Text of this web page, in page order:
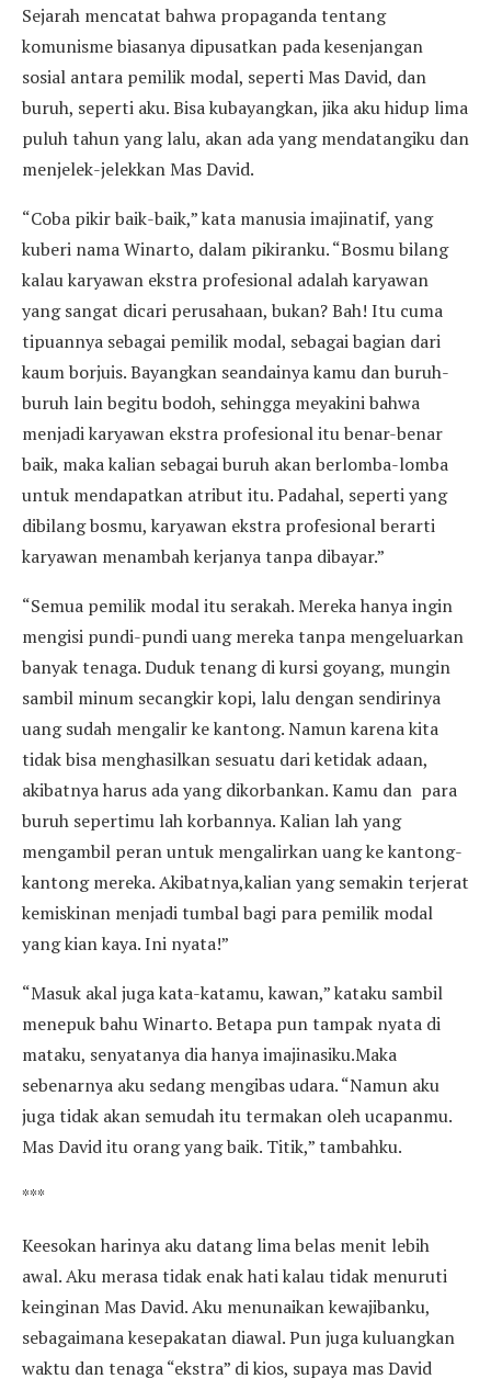
Sejarah mencatat bahwa propaganda tentang
komunisme biasanya dipusatkan pada kesenjangan
sosial antara pemilik modal, seperti Mas David, dan
buruh, seperti aku. Bisa kubayangkan, jika aku hidup lima
puluh tahun yang lalu, akan ada yang mendatangiku dan
menjelek-jelekkan Mas David.
“Coba pikir baik-baik,” kata manusia imajinatif, yang
kuberi nama Winarto, dalam pikiranku. “Bosmu bilang
kalau karyawan ekstra profesional adalah karyawan
yang sangat dicari perusahaan, bukan? Bah! Itu cuma
tipuannya sebagai pemilik modal, sebagai bagian dari
kaum borjuis. Bayangkan seandainya kamu dan buruh-
buruh lain begitu bodoh, sehingga meyakini bahwa
menjadi karyawan ekstra profesional itu benar-benar
baik, maka kalian sebagai buruh akan berlomba-lomba
untuk mendapatkan atribut itu. Padahal, seperti yang
dibilang bosmu, karyawan ekstra profesional berarti
karyawan menambah kerjanya tanpa dibayar.”
“Semua pemilik modal itu serakah. Mereka hanya ingin
mengisi pundi-pundi uang mereka tanpa mengeluarkan
banyak tenaga. Duduk tenang di kursi goyang, mungin
sambil minum secangkir kopi, lalu dengan sendirinya
uang sudah mengalir ke kantong. Namun karena kita
tidak bisa menghasilkan sesuatu dari ketidak adaan,
akibatnya harus ada yang dikorbankan. Kamu dan para
buruh sepertimu lah korbannya. Kalian lah yang
mengambil peran untuk mengalirkan uang ke kantong-
kantong mereka. Akibatnya,kalian yang semakin terjerat
kemiskinan menjadi tumbal bagi para pemilik modal
yang kian kaya. Ini nyata!”
“Masuk akal juga kata-katamu, kawan,” kataku sambil
menepuk bahu Winarto. Betapa pun tampak nyata di
mataku, senyatanya dia hanya imajinasiku.Maka
sebenarnya aku sedang mengibas udara. “Namun aku
juga tidak akan semudah itu termakan oleh ucapanmu.
Mas David itu orang yang baik. Titik,” tambahku.
***
Keesokan harinya aku datang lima belas menit lebih
awal. Aku merasa tidak enak hati kalau tidak menuruti
keinginan Mas David. Aku menunaikan kewajibanku,
sebagaimana kesepakatan diawal. Pun juga kuluangkan
waktu dan tenaga “ekstra” di kios, supaya mas David